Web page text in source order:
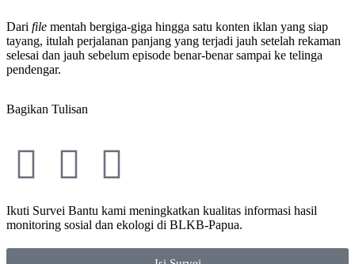
Dari file mentah bergiga-giga hingga satu konten iklan yang siap
tayang, itulah perjalanan panjang yang terjadi jauh setelah rekaman
selesai dan jauh sebelum episode benar-benar sampai ke telinga
pendengar.
Bagikan Tulisan
Ikuti Survei Bantu kami meningkatkan kualitas informasi hasil
monitoring sosial dan ekologi di BLKB-Papua.